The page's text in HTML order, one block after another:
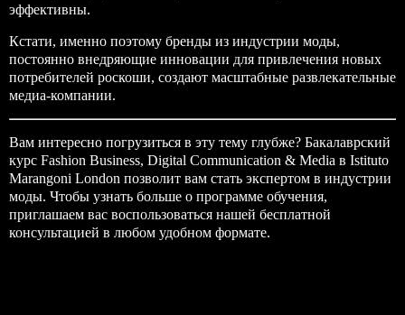
эффективны.
Кстати, именно поэтому бренды из индустрии моды,
постоянно внедряющие инновации для привлечения новых
потребителей роскоши, создают масштабные развлекательные
медиа-компании.
Вам интересно погрузиться в эту тему глубже? Бакалаврский
курс Fashion Business, Digital Communication & Media в Istituto
Marangoni London позволит вам стать экспертом в индустрии
моды. Чтобы узнать больше о программе обучения,
приглашаем вас воспользоваться нашей бесплатной
консультацией в любом удобном формате.